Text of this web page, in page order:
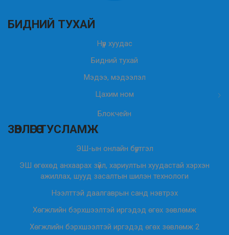
БИДНИЙ ТУХАЙ
Нүүр хуудас
Бидний тухай
Мэдээ, мэдээлэл
Цахим ном
Блокчейн
ЗӨВЛӨГӨӨ ТУСЛАМЖ
ЭШ-ын онлайн бүртгэл
ЭШ өгөхөд анхаарах зүйл, хариултын хуудастай хэрхэн
ажиллах, шууд засалтын шилэн технологи
Нээлттэй даалгаврын санд нэвтрэх
Хөгжлийн бэрхшээлтэй иргэдэд өгөх зөвлөмж
Хөгжлийн бэрхшээлтэй иргэдэд өгөх зөвлөмж 2